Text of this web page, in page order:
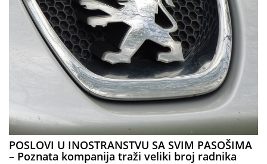
POSLOVI U INOSTRANSTVU SA SVIM PASOŠIMA
– Poznata kompanija traži veliki broj radnika